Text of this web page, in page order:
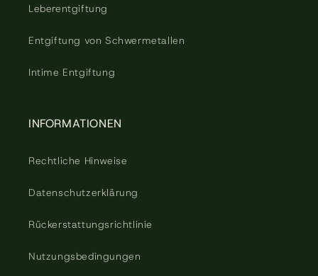
Leberentgiftung
Entgiftung von Schwermetallen
Intime Entgiftung
INFORMATIONEN
Rechtliche Hinweise
Datenschutzerklärung
Rückerstattungsrichtlinie
Nutzungsbedingungen